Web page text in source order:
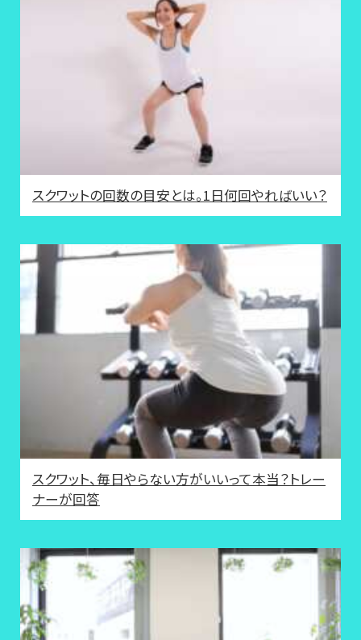
スクワットの回数の目安とは。1日何回やればいい？
スクワット、毎日やらない方がいいって本当？トレー
ナーが回答